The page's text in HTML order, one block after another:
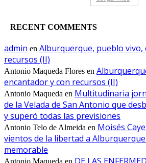
RECENT COMMENTS
admin en Alburquerque, pueblo vivo,
recursos (II)
Antonio Maqueda Flores en
encantador y con recursos (II)
Antonio Maqueda en Multitudinaria
de la Velada de San Antonio que
y superó todas las previsiones
Antonio Telo de Almeida en Moisés
vientos de la libertad a
memorable